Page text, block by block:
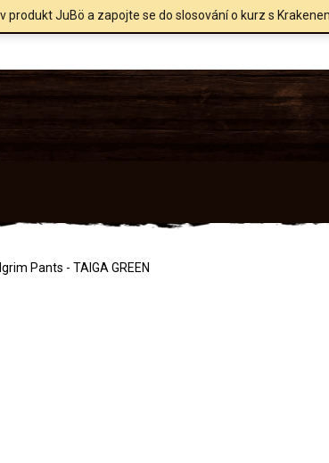
JuBö a zapojte se do slosování o kurz s
Pants - TAIGA GREEN